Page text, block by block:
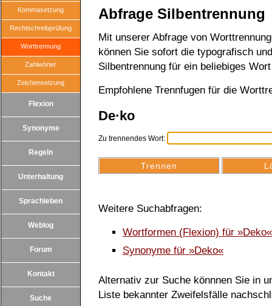
Kommasetzung
Rechtschreibprüfung
Worttrennung
Zahlwörter
Zeichensetzung
Flexion
Synonyme
Regeln
Unterhaltung
Sprachleben
Weblog
Forum
Kontakt
Suche
Abfrage Silbentrennung
Mit unserer Abfrage von
können Sie sofort die typografisch
Silbentrennung für ein beliebiges
Empfohlene Trennfugen für die
De·ko
Zu trennendes Wort:
Weitere Suchabfragen:
Wortformen (Flexion) für
Synonyme für »Deko«
Alternativ zur Suche könnnen Sie in
Liste bekannter Zweifelsfälle